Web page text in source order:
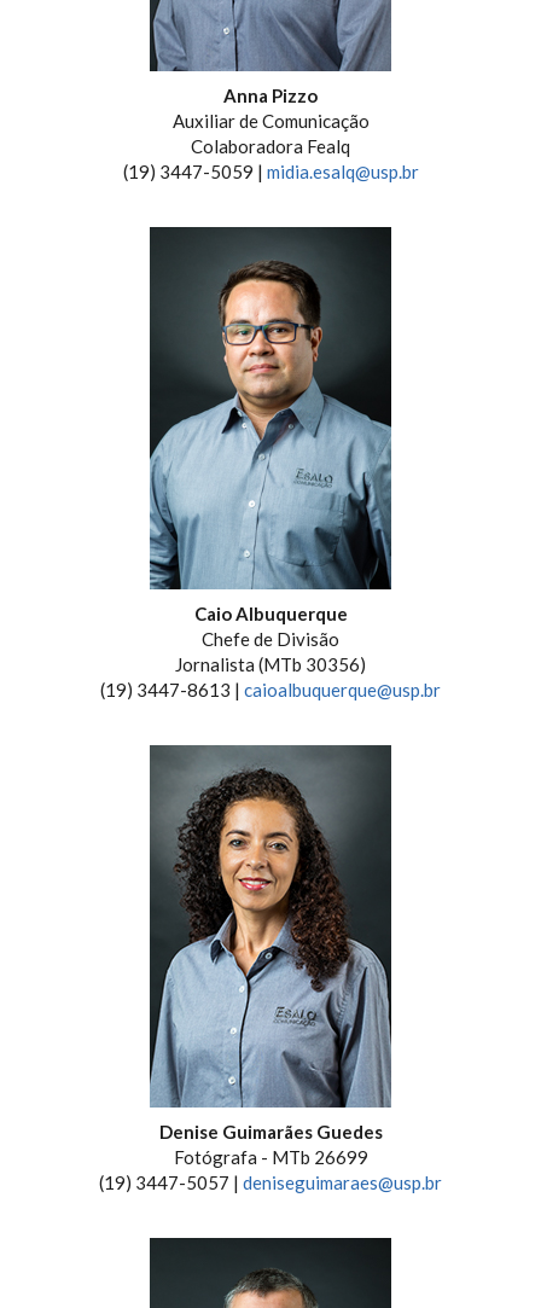
Anna Pizzo
Auxiliar de Comunicação
Colaboradora Fealq
(19) 3447-5059 | midia.esalq@usp.br
Caio Albuquerque
Chefe de Divisão
Jornalista (MTb 30356)
(19) 3447-8613 | caioalbuquerque@usp.br
Denise Guimarães Guedes
Fotógrafa - MTb 26699
(19) 3447-5057 | deniseguimaraes@usp.br